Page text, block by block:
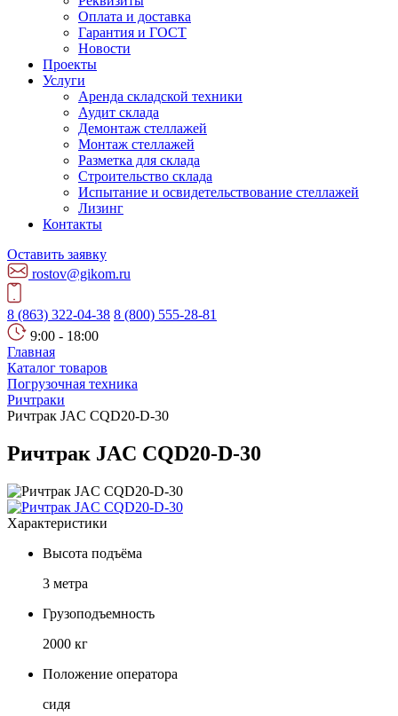
Оплата и доставка
Гарантия и ГОСТ
Новости
Проекты
Услуги
Аренда складской техники
Аудит склада
Демонтаж стеллажей
Монтаж стеллажей
Разметка для склада
Строительство склада
Испытание и освидетельствование стеллажей
Лизинг
Контакты
Оставить заявку
rostov@gikom.ru
8 (863) 322-04-38 8 (800) 555-28-81
9:00 - 18:00
Главная
Каталог товаров
Погрузочная техника
Ричтраки
Ричтрак JAC CQD20-D-30
Ричтрак JAC CQD20-D-30
Характеристики
Высота подъёма
3 метра
Грузоподъемность
2000 кг
Положение оператора
сидя